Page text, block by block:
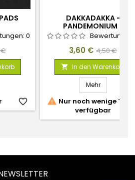
0
€
favorite_border
DAKKADAKKA -
PANDEMONIUM -
SCHULTERPOLSTER 1:48
Preis
3,60 € 4,50 €
 In den Warenkorb
Mehr
 Nur noch wenige Teile
verfügbar